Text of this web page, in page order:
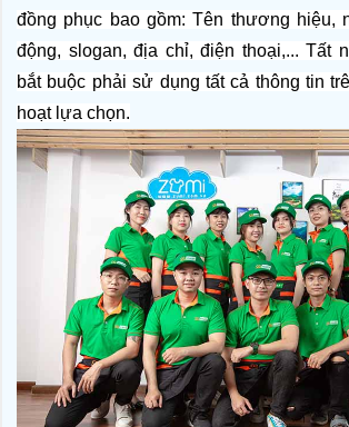
đồng phục bao gồm: Tên thương hiệu,
động, slogan, địa chỉ, điện thoại,... Tất
bắt buộc phải sử dụng tất cả thông tin
hoạt lựa chọn.